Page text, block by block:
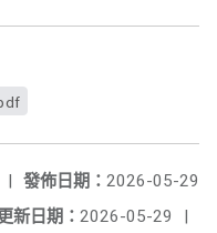
發佈日期： 2026-05-29
|
新日期： 2026-05-29 |